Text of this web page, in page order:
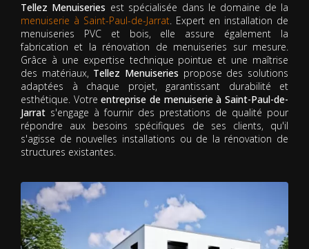
Tellez Menuiseries est spécialisée dans le domaine de la
menuiserie à Saint-Paul-de-Jarrat. Expert en installation de
menuiseries PVC et bois, elle assure également la
fabrication et la rénovation de menuiseries sur mesure.
Grâce à une expertise technique pointue et une maîtrise
des matériaux, Tellez Menuiseries propose des solutions
adaptées à chaque projet, garantissant durabilité et
esthétique. Votreentreprise de menuiserie à Saint-Paul-de-
Jarrat s'engage à fournir des prestations de qualité pour
répondre aux besoins spécifiques de ses clients, qu'il
s'agisse de nouvelles installations ou de la rénovation de
structures existantes.